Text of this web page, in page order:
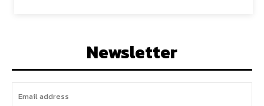
Newsletter